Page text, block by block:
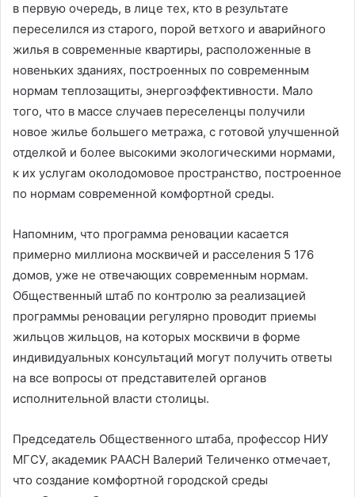
в первую очередь, в лице тех, кто в результате
переселился из старого, порой ветхого и аварийного
жилья в современные квартиры, расположенные в
новеньких зданиях, построенных по современным
нормам теплозащиты, энергоэффективности. Мало
того, что в массе случаев переселенцы получили
новое жилье большего метража, с готовой улучшенной
отделкой и более высокими экологическими нормами,
к их услугам околодомовое пространство, построенное
по нормам современной комфортной среды.
Напомним, что программа реновации касается
примерно миллиона москвичей и расселения 5 176
домов, уже не отвечающих современным нормам.
Общественный штаб по контролю за реализацией
программы реновации регулярно проводит приемы
жильцов жильцов, на которых москвичи в форме
индивидуальных консультаций могут получить ответы
на все вопросы от представителей органов
исполнительной власти столицы.
Председатель Общественного штаба, профессор НИУ
МГСУ, академик РААСН Валерий Теличенко отмечает,
что создание комфортной городской среды